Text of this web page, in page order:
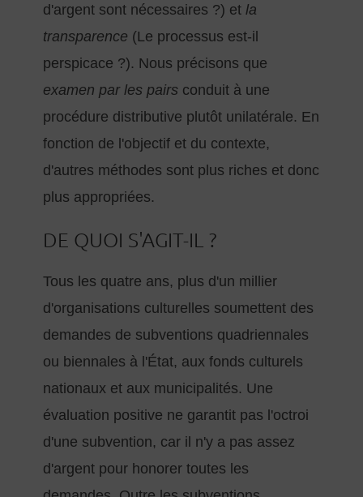
d'argent sont nécessaires ?) et la
transparence (Le processus est-il
perspicace ?). Nous précisons que
examen par les pairs conduit à une
procédure distributive plutôt unilatérale. En
fonction de l'objectif et du contexte,
d'autres méthodes sont plus riches et donc
plus appropriées.
DE QUOI S'AGIT-IL ?
Tous les quatre ans, plus d'un millier
d'organisations culturelles soumettent des
demandes de subventions quadriennales
ou biennales à l'État, aux fonds culturels
nationaux et aux municipalités. Une
évaluation positive ne garantit pas l'octroi
d'une subvention, car il n'y a pas assez
d'argent pour honorer toutes les